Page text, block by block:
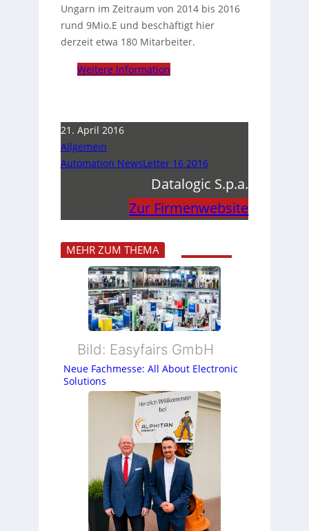
Ungarn im Zeitraum von 2014 bis 2016
rund 9Mio.E und beschäftigt hier
derzeit etwa 180 Mitarbeiter.
Weitere Information
21. April 2016
Allgemein
Automation NewsLetter 16 2016
Datalogic S.p.a.
Zur Firmenwebsite
MEHR ZUM THEMA
Bild: Easyfairs GmbH
Neue Fachmesse: All About Electronic
Solutions